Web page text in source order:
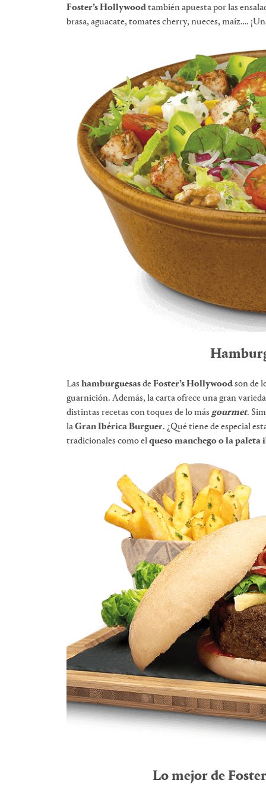
Foster’s Hollywoodtambién apuesta por las
brasa, aguacate, tomates cherry, nueces, maíz….
Las hamburguesasdeFoster’s Hollywoodson de
guarnición. Además, la carta ofrece una gran
distintas recetas con toques de lo más gourmet.
laGran Ibérica Burguer. ¿Qué tiene de especial
tradicionales como elqueso manchego o la paleta
Lo mejor de